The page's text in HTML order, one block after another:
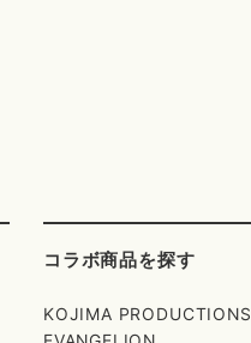
コラボ商品を探す
KOJIMA PRODUCTIONS